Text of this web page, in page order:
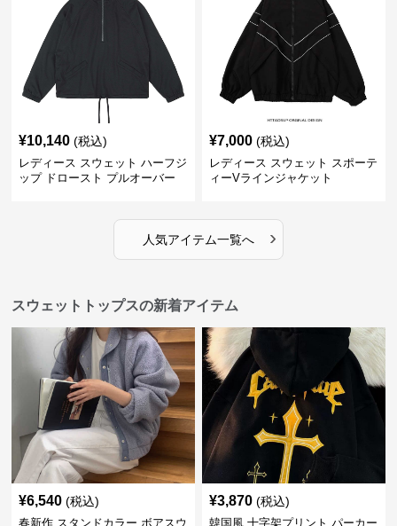
¥10,140 (税込)
レディース スウェット ハーフジ
ップ ドロースト プルオーバー
¥7,000 (税込)
レディース スウェット スポーテ
ィーVラインジャケット
人気アイテム一覧へ ›
スウェットトップスの新着アイテム
¥6,540 (税込)
春新作 スタンドカラー ボアスウ
¥3,870 (税込)
韓国風 十字架プリント パーカー